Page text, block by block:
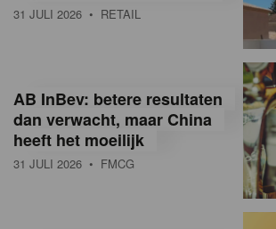
a
31 JULI 2026 • RETAIL
AB InBev: betere resultaten
dan verwacht, maar China
heeft het moeilijk
31 JULI 2026 • FMCG